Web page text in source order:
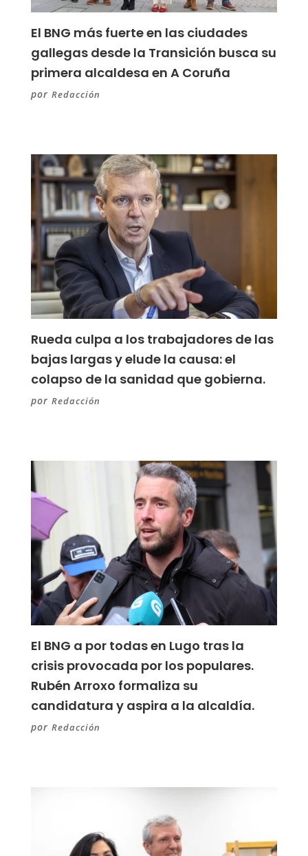
El BNG más fuerte en las ciudades
gallegas desde la Transición busca su
primera alcaldesa en A Coruña
por Redacción
Rueda culpa a los trabajadores de las
bajas largas y elude la causa: el
colapso de la sanidad que gobierna.
por Redacción
El BNG a por todas en Lugo tras la
crisis provocada por los populares.
Rubén Arroxo formaliza su
candidatura y aspira a la alcaldía.
por Redacción